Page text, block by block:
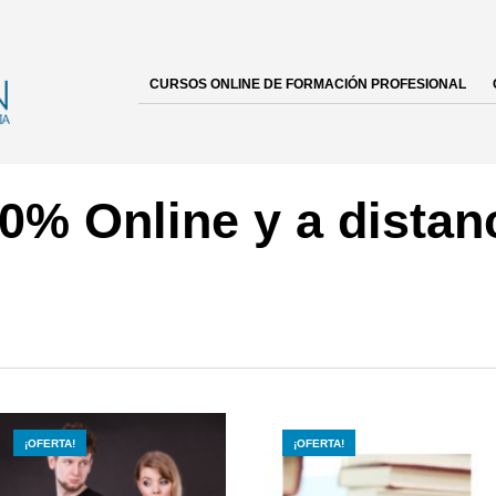
CURSOS ONLINE DE FORMACIÓN PROFESIONAL
Online y a
¡OFERTA! ¡OFERTA!